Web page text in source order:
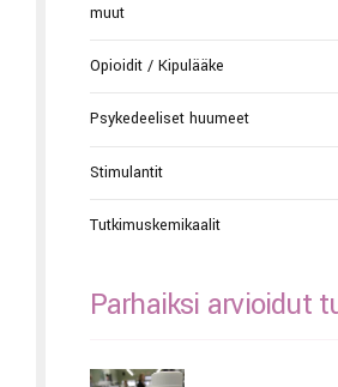
muut
Opioidit / Kipulääke
Psykedeeliset huumeet
Stimulantit
Tutkimuskemikaalit
Parhaiksi arvioidut